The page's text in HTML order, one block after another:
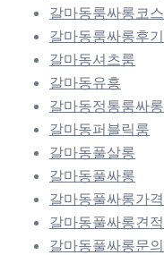
갈마동룸싸롱코스
갈마동룸싸롱후기
갈마동셔츠룸
갈마동유흥
갈마동정통룸싸롱
갈마동퍼블릭룸
갈마동풀살롱
갈마동풀싸롱
갈마동풀싸롱가격
갈마동풀싸롱견적
갈마동풀싸롱문의